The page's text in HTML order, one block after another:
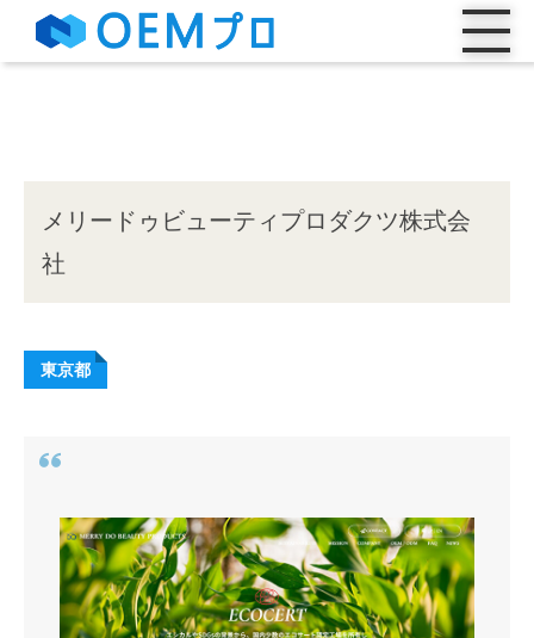
メリードゥビューティプロダクツ株式会
社
東京都